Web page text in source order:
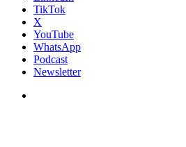
TikTok
X
YouTube
WhatsApp
Podcast
Newsletter